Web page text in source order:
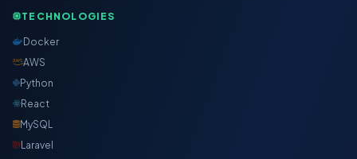
TECHNOLOGIES
Docker
AWS
Python
React
MySQL
Laravel